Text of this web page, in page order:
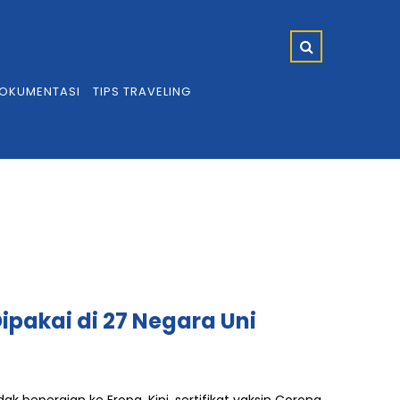
TIPS TRAVELING
di 27 Negara Uni